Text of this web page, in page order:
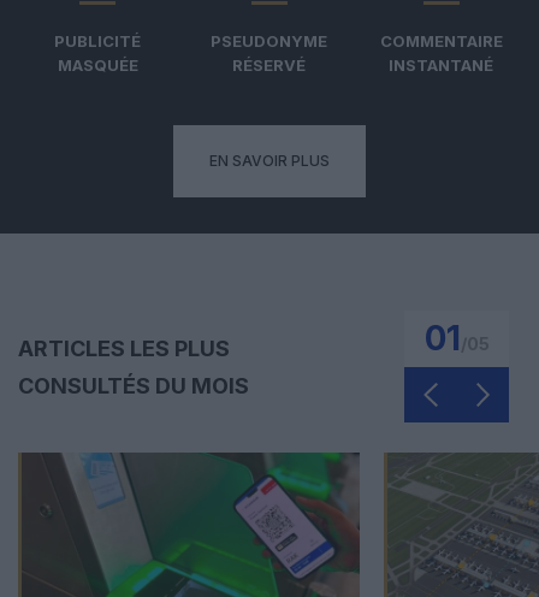
PUBLICITÉ
MASQUÉE
PSEUDONYME
RÉSERVÉ
COMMENTAIRE
INSTANTANÉ
EN SAVOIR PLUS
ARTICLES LES PLUS
CONSULTÉS DU MOIS
01